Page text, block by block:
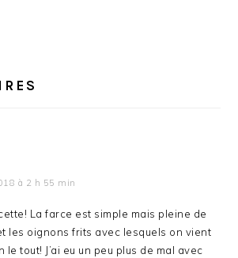
à 2 h 55 min
La farce est simple mais pleine de
les oignons frits avec lesquels on vient
tout! J’ai eu un peu plus de mal avec